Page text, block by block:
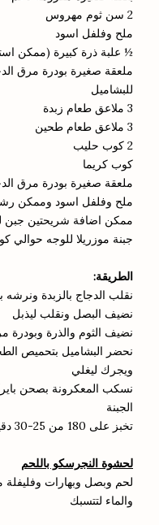
2 سن ثوم مهروس
ملح وفلفل اسود
½ علبة ذرة كبيرة (ممكن
ملعقة صغيرة بودرة مرق
للبشاميل
3 ملاعق طعام زبدة
3 ملاعق طعام طحين
2 كوب حليب
كوب كريما
ملعقة صغيرة بودرة مرق
ملح وفلفل اسود وممكن
ممكن اضافة شريحتين جبن
جبنة موزريلا للوجه حوالي
الطريقة:
نقلب الدجاج بالزبدة ونرشه
نضيف البصل ونقلب ليذبل
نضيف الثوم والذرة وبودرة
نحضر البشاميل بتحميص
ويجرك ليغلي
نسكب المعكرونة بصحن
الجبنة
تخبز على 180 من 25-30 دقيقة
لحشوة النجرسكو باللحم
لحم وبصل وبهارات وفليفلة
والماء لتتسبك